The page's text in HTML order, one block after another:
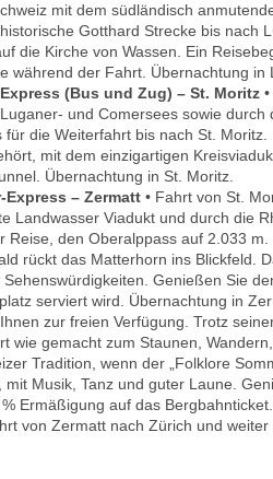
mit dem südländisch
Gotthard Strecke bis nach
die Kirche von Wassen. Ein
während der Fahrt. Übernachtung in
(Bus und Zug) – St. Moritz
und Comersees sowie
für die Weiterfahrt bis nach St.
mit dem einzigartigen
Übernachtung in St. Moritz.
Express – Zermatt • Fahrt von St.
Landwasser Viadukt und durch die
Reise, den Oberalppass auf 2.033
rückt das Matterhorn ins Blickfeld.
Genießen Sie
serviert wird. Übernachtung in
zur freien Verfügung. Trotz
wie gemacht zum Staunen,
Tradition, wenn der „Folklore
Musik, Tanz und guter Laune.
Ermäßigung auf das
von Zermatt nach Zürich und